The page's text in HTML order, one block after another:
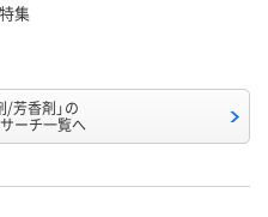
集
/芳香剤」の
ーチ一覧へ